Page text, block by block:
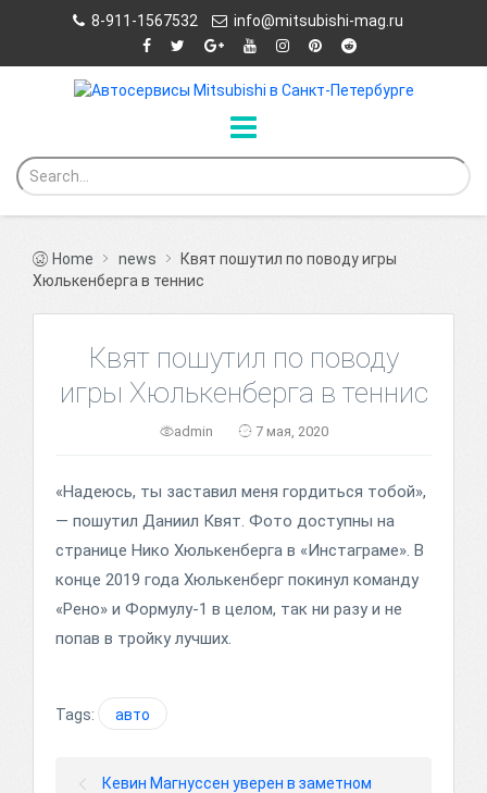
8-911-1567532 info@mitsubishi-mag.ru
Home news
Квят пошутил по поводу игры
Хюлькенберга в теннис
Квят пошутил по поводу
игры Хюлькенберга в теннис
admin 7 мая, 2020
«Надеюсь, ты заставил меня гордиться тобой»,
— пошутил Даниил Квят. Фото доступны на
странице Нико Хюлькенберга в «Инстаграме». В
конце 2019 года Хюлькенберг покинул команду
«Рено» и Формулу-1 в целом, так ни разу и не
попав в тройку лучших.
Tags: авто
Кевин Магнуссен уверен в заметном